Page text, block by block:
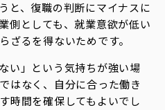
と、復職の判断にマイナスに
側としても、就業意欲が低い
ざるを得ないためです。
い」という気持ちが強い場
はなく、自分に合った働き
時間を確保してもよいでし